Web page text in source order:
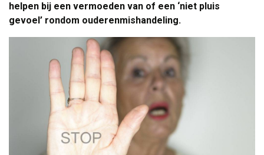
helpen bij een vermoeden van of een ‘niet pluis
gevoel’ rondom ouderenmishandeling.